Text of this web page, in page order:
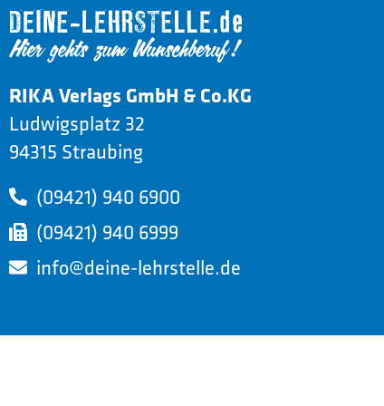
RIKA Verlags GmbH & Co.KG
Ludwigsplatz 32
94315 Straubing
(09421) 940 6900
(09421) 940 6999
info@deine-lehrstelle.de